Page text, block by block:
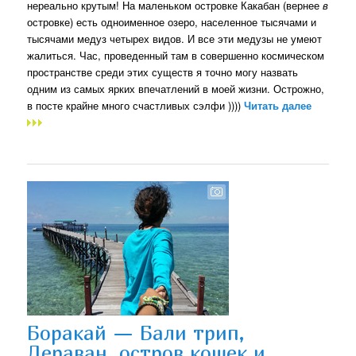
нереально крутым! На маленьком островке Какабан (вернеев
островке) есть одноименное озеро, населенное тысячами и
тысячами медуз четырех видов. И все эти медузы не умеют
жалиться. Час, проведенный там в совершенно космическом
пространстве среди этих существ я точно могу назвать
одним из самых ярких впечатлений в моей жизни. Острожно,
в посте крайне много счастливых сэлфи ))))Читать далее
Боракай — Бали трип,